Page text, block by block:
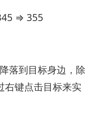
⇒ 355
落到目标身边，除
右键点击目标来实